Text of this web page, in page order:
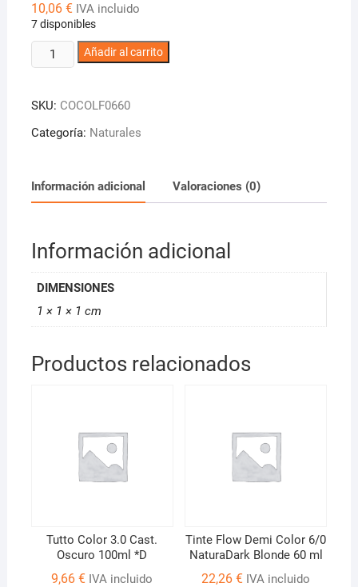
10,06 € IVA incluido
7 disponibles
Fruity
Color
66.0
Rubio
cantidad
Añadir al carrito
SKU: COCOLF0660
Categoría: Naturales
Información adicional Valoraciones (0)
Información adicional
DIMENSIONES
1 × 1 × 1 cm
Productos relacionados
Tutto Color 3.0 Cast.
Oscuro 100ml *D
9,66€ IVA incluido
Tinte Flow Demi Color 6/0
NaturaDark Blonde 60 ml
22,26€ IVA incluido